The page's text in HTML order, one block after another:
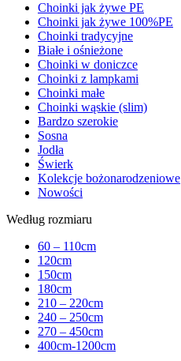
Choinki jak żywe PE
Choinki jak żywe 100%PE
Choinki tradycyjne
Białe i ośnieżone
Choinki w doniczce
Choinki z lampkami
Choinki małe
Choinki wąskie (slim)
Bardzo szerokie
Sosna
Jodła
Świerk
Kolekcje bożonarodzeniowe
Nowości
Według rozmiaru
60 – 110cm
120cm
150cm
180cm
210 – 220cm
240 – 250cm
270 – 450cm
400cm-1200cm